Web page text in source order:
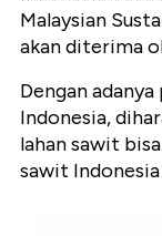
Malaysian
akan diterima
Dengan
Indonesia,
lahan sawit
sawit